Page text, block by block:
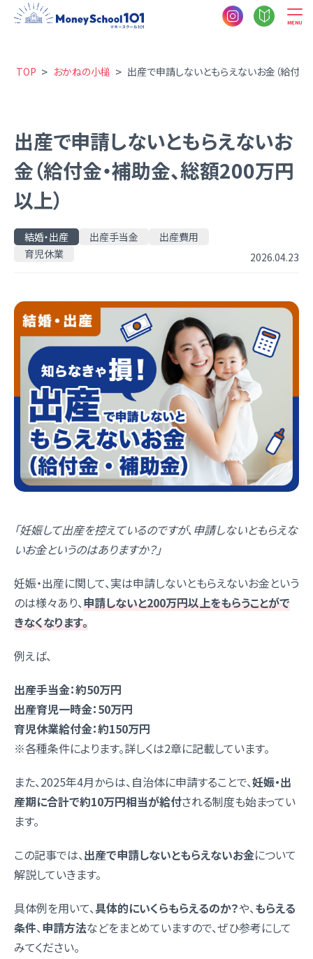
MENU
TOP > おかねの小槌 > 出産で申請しないともらえないお金（給付金
出産で申請しないともらえないお
金（給付金・補助金、総額200万円
以上）
結婚・出産 出産手当金
出産費用
育児休業
2026.04.23
「妊娠して出産を控えているのですが、申請しないともらえな
いお金というのはありますか？」
妊娠・出産に関して、実は申請しないともらえないお金という
のは様々あり、申請しないと200万円以上をもらうことがで
きなくなります。
例えば、
出産手当金：約50万円
出産育児一時金：50万円
育児休業給付金：約150万円
※各種条件によります。詳しくは2章に記載しています。
また、2025年4月からは、自治体に申請することで、妊娠・出
産期に合計で約10万円相当が給付される制度も始まってい
ます。
この記事では、出産で申請しないともらえないお金について
解説していきます。
具体例を用いて、具体的にいくらもらえるのか？や、もらえる
条件、申請方法などをまとめていますので、ぜひ参考にして
みてください。